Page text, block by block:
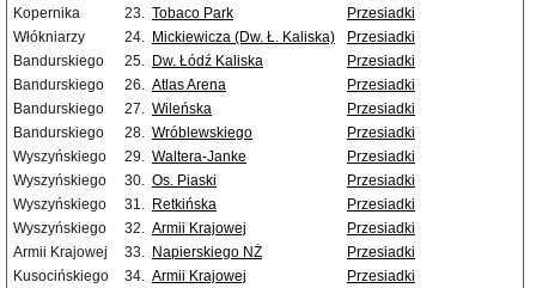
Kopernika
23. Tobaco Park
Przesiadki
Włókniarzy
24. Mickiewicza (Dw. Ł. Kaliska)
Przesiadki
Bandurskiego
25. Dw. Łódź Kaliska
Przesiadki
Bandurskiego
26. Atlas Arena
Przesiadki
Bandurskiego
27. Wileńska
Przesiadki
Bandurskiego
28. Wróblewskiego
Przesiadki
Wyszyńskiego
29. Waltera-Janke
Przesiadki
Wyszyńskiego
30. Os. Piaski
Przesiadki
Wyszyńskiego
31. Retkińska
Przesiadki
Wyszyńskiego
32. Armii Krajowej
Przesiadki
Armii Krajowej
33. Napierskiego NŻ
Przesiadki
Kusocińskiego
34. Armii Krajowej Przesiadki